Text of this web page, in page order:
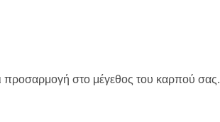
προσαρμογή στο μέγεθος του καρπού σας.